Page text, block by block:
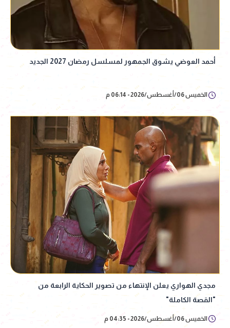
أحمد العوضي يشوق الجمهور لمسلسل رمضان 2027 الجديد
الخميس 06/أغسطس/2026 - 06:14 م
مجدي الهواري يعلن الإنتهاء من تصوير الحكاية الرابعة من
"القصة الكاملة"
الخميس 06/أغسطس/2026 - 04:35 م